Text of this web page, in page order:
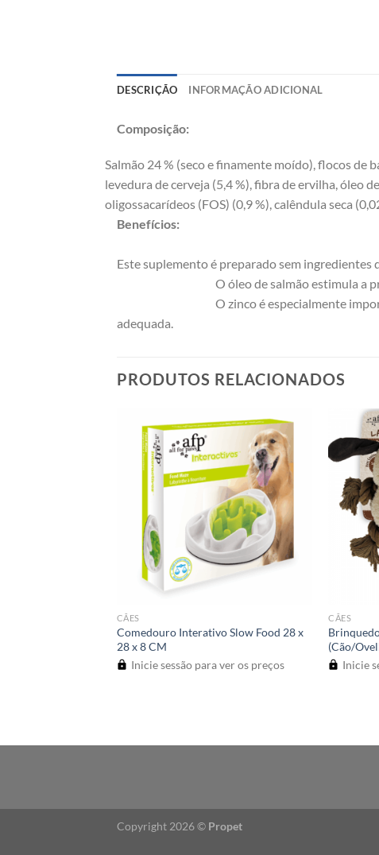
DESCRIÇÃO INFORMAÇÃO ADICIONAL
Composição:
Salmão 24 % (seco e finamente moído), flocos
levedura de cerveja (5,4 %), fibra de ervilha, óleo
oligossacarídeos (FOS) (0,9 %), calêndula seca
Benefícios:
Este suplemento é preparado sem ingredientes
O óleo de salmão estimula a
O zinco é especialmente
adequada.
PRODUTOS RELACIONADOS
CÃES
Comedouro Interativo Slow Food 28 x
28 x 8 CM
Inicie sessão para ver os preços
CÃES
(Cão/
Inicie
Copyright 2026 © Propet